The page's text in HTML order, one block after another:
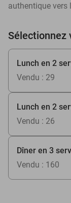
authentique vers
Sélectionnez
Lunch en 2
Vendu : 29
Lunch en 2
Vendu : 26
Dîner en 3
Vendu : 160